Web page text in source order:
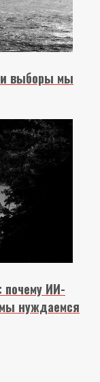
выборы мы
почему ИИ-
нуждаемся